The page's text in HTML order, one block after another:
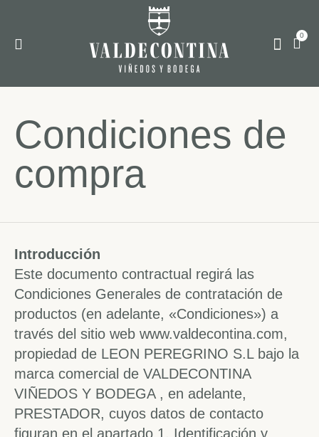
0
Condiciones de
compra
Introducción
Este documento contractual regirá las
Condiciones Generales de contratación de
productos (en adelante, «Condiciones») a
través del sitio web www.valdecontina.com,
propiedad de LEON PEREGRINO S.L bajo la
marca comercial de VALDECONTINA
VIÑEDOS Y BODEGA , en adelante,
PRESTADOR, cuyos datos de contacto
figuran en el apartado 1. Identificación y